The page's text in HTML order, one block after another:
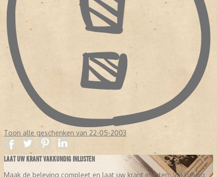
Toon alle geschenken van 22-05-2003
LAAT UW KRANT VAKKUNDIG INLIJSTEN
Maak de beleving compleet en laat uw krant inlijsten. Vakkundig